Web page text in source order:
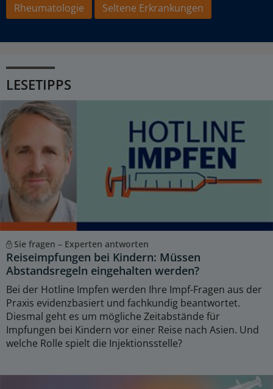
Rheumatologie
Seltene Erkrankungen
LESETIPPS
Sie fragen – Experten antworten
Reiseimpfungen bei Kindern: Müssen
Abstandsregeln eingehalten werden?
Bei der Hotline Impfen werden Ihre Impf-Fragen aus der
Praxis evidenzbasiert und fachkundig beantwortet.
Diesmal geht es um mögliche Zeitabstände für
Impfungen bei Kindern vor einer Reise nach Asien. Und
welche Rolle spielt die Injektionsstelle?